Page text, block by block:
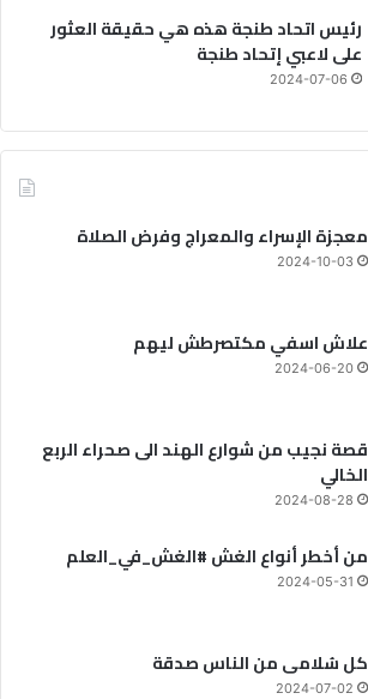
رئيس اتحاد طنجة هذه هي حقيقة العثور
على لاعبي إتحاد طنجة
2024-07-06
معجزة الإسراء والمعراج وفرض الصلاة
2024-10-03
علاش اسفي مكتصرطش ليهم
2024-06-20
قصة نجيب من شوارع الهند الى صحراء الربع
الخالي
2024-08-28
من أخطر أنواع الغش #الغش_في_العلم
2024-05-31
كل سُلامى من الناس صدقة
2024-07-02